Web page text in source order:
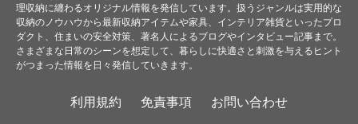
理収納に纏わるオリジナル情報を発信しています。扱うジャンルは実用的な
収納のノウハウから最新収納アイテムや家具、インテリア雑貨といったプロ
ダクト、住まいの安全対策、著名人によるブログやインタビュー記事まで。
さまざまな日常のシーンを想定して、暮らしに快適さと刺激を与えるヒント
がつまった情報を日々発信していきます。
利用規約 免責事項 お問い合わせ